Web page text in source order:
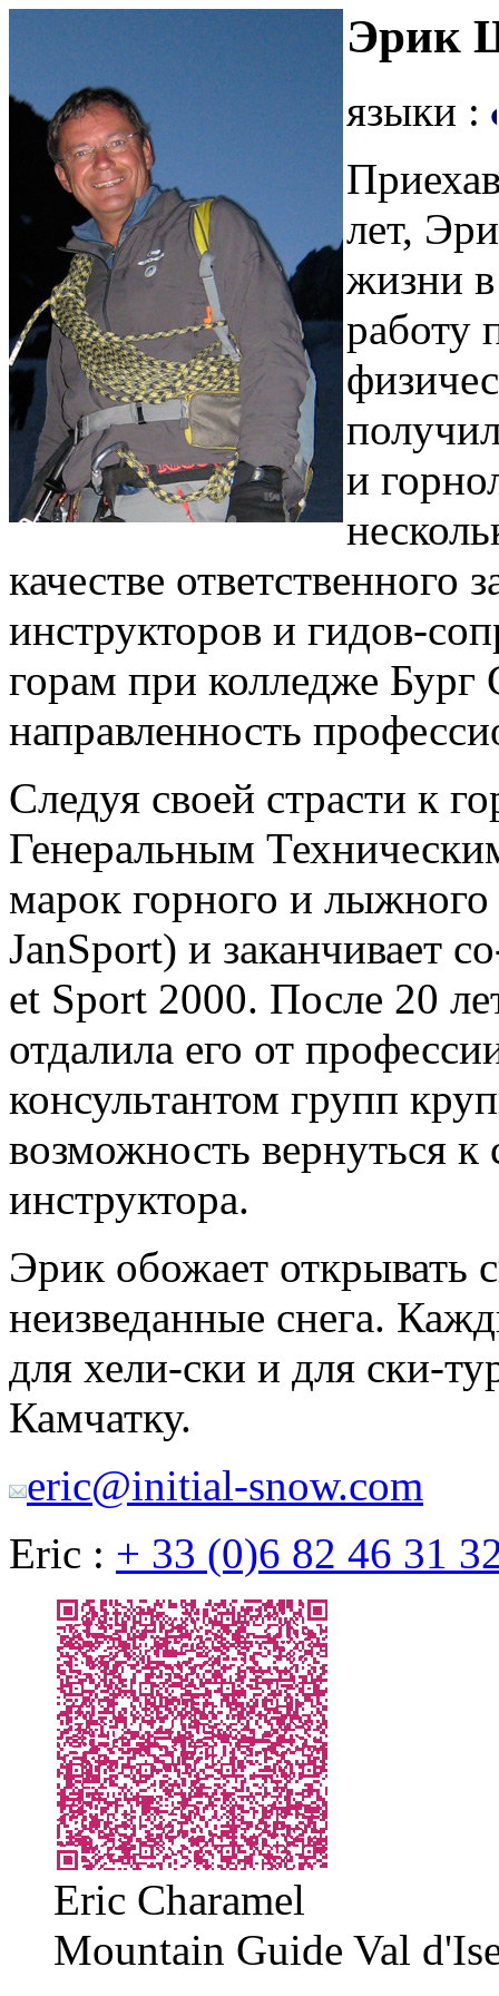
Эрик
языки :
лет,
жизни
работу
и
качестве
инструкторов и гидов-
горам при колледже
направленность
Следуя своей страсти к
Генеральным
марок горного и
JanSport) и заканчивает
et Sport 2000. После 20
отдалила его от
консультантом групп
возможность вернуться
инструктора.
Эрик обожает открывать
неизведанные снега.
для хели-ски и для ски-
Камчатку.
eric@initial-snow.com
Eric : + 33 (0)6 82 46 31
Eric Charamel
Mountain Guide Val